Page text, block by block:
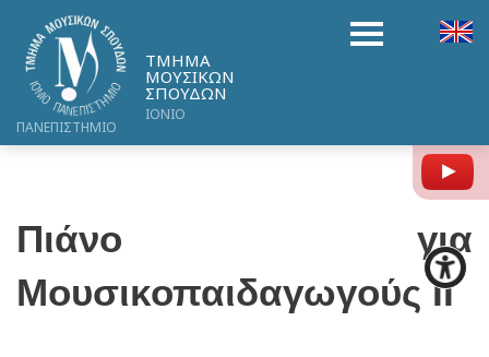
ΤΜΗΜΑ
ΜΟΥΣΙΚΩΝ
ΣΠΟΥΔΩΝ
ΙΟΝΙΟ
ΠΑΝΕΠΙΣΤΗΜΙΟ
Πιάνο για
Μουσικοπαιδαγωγούς ΙI